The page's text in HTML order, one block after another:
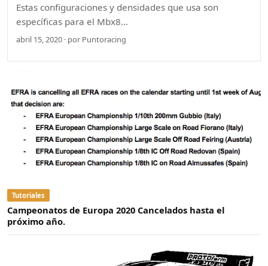
Estas configuraciones y densidades que usa son
específicas para el Mbx8…
abril 15, 2020 · por Puntoracing
Tutoriales
Campeonatos de Europa 2020 Cancelados hasta el
próximo año.